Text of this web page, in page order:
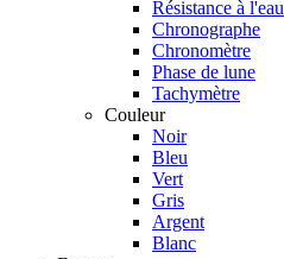
Résistance à l'eau
Chronographe
Chronomètre
Phase de lune
Tachymètre
Couleur
Noir
Bleu
Vert
Gris
Argent
Blanc